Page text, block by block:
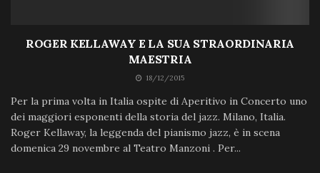
ROGER KELLAWAY E LA SUA STRAORDINARIA
MAESTRIA
18/12/2015
Per la prima volta in Italia ospite di Aperitivo in Concerto uno
dei maggiori esponenti della storia del jazz. Milano, Italia.
Roger Kellaway, la leggenda del pianismo jazz, è in scena
domenica 29 novembre al Teatro Manzoni . Per...